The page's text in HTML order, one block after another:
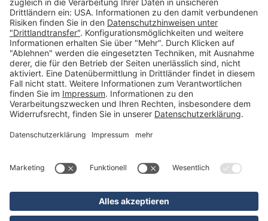
Betriebsorganisation (52)
Schlüsselorganisation (140)
Reifenorganisation (35)
Werkstattorganisation (166)
Preisauszeichnung und Preisdisplays (35)
Formulare KFZ und Werkstatt (34)
Kennzeichenhalter (49)
KFZ-Verkauf und KFZ-Präsentation (19)
Aussenwerbung (47)
Prospektpräsentation, Infosysteme (29)
Werbeartikel und Give-Aways (212)
SALES OFF (14)